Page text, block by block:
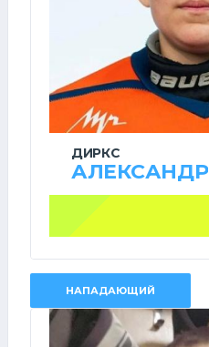
ДИРКС
АЛЕКСАНДР
НАПАДАЮЩИЙ